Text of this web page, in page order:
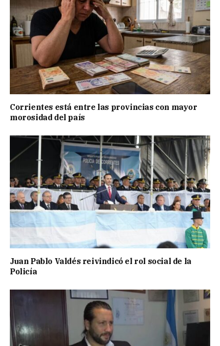
Corrientes está entre las provincias con mayor
morosidad del país
Juan Pablo Valdés reivindicó el rol social de la
Policía